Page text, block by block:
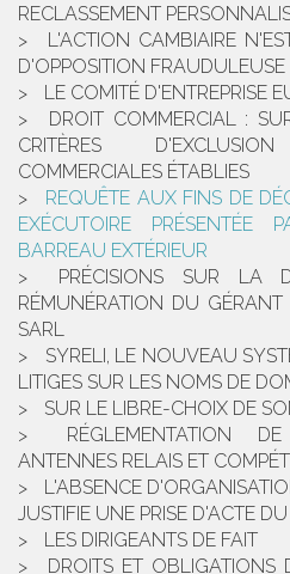
RECLASSEMENT
L'ACTION CAMBIAIRE
D'OPPOSITION
LE COMITÉ D'ENTREPRISE
DROIT COMMERCIAL :
CRITÈRES
COMMERCIALES ÉTABLIES
REQUÊTE AUX FINS DE
EXÉCUTOIRE
BARREAU EXTÉRIEUR
PRÉCISIONS SUR LA
RÉMUNÉRATION DU
SARL
SYRELI, LE NOUVEAU
LITIGES SUR LES NOMS DE
SUR LE LIBRE-CHOIX DE
RÉGLEMENTATION
ANTENNES RELAIS ET
L'ABSENCE
JUSTIFIE UNE PRISE D'ACTE
LES DIRIGEANTS DE FAIT
DROITS ET OBLIGATIONS